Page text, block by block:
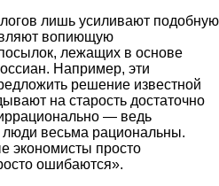
лишь усиливают подобную
вопиющую
лежащих в основе
Например, эти
решение известной
на старость достаточно
— ведь
люди весьма рациональны.
экономисты просто
ошибаются».